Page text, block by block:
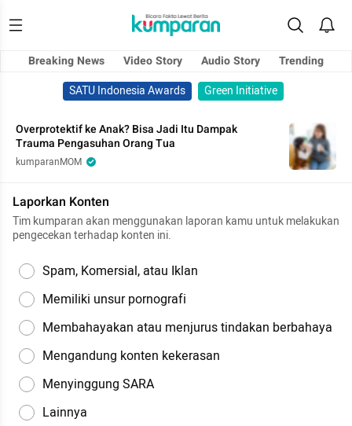
Breaking News Video Story Audio Story
Trending
SATU Indonesia Awards
Green Initiative
Overprotektif ke Anak? Bisa Jadi Itu Dampak
Trauma Pengasuhan Orang Tua
kumparanMOM
Laporkan Konten
Tim kumparan akan menggunakan laporan kamu untuk melakukan
pengecekan terhadap konten ini.
Spam, Komersial, atau Iklan
Memiliki unsur pornografi
Membahayakan atau menjurus tindakan berbahaya
Mengandung konten kekerasan
Menyinggung SARA
Lainnya